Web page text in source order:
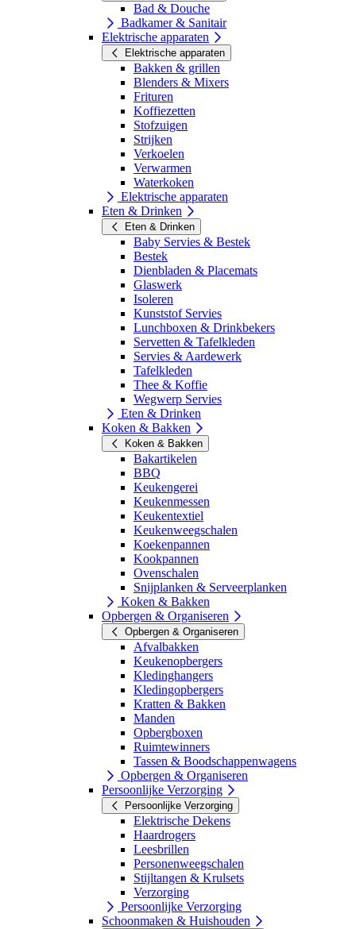
Bad & Douche
Badkamer & Sanitair
Elektrische apparaten
Elektrische apparaten
Bakken & grillen
Blenders & Mixers
Frituren
Koffiezetten
Stofzuigen
Strijken
Verkoelen
Verwarmen
Waterkoken
Elektrische apparaten
Eten & Drinken
Eten & Drinken
Baby Servies & Bestek
Bestek
Dienbladen & Placemats
Glaswerk
Isoleren
Kunststof Servies
Lunchboxen & Drinkbekers
Servetten & Tafelkleden
Servies & Aardewerk
Tafelkleden
Thee & Koffie
Wegwerp Servies
Eten & Drinken
Koken & Bakken
Koken & Bakken
Bakartikelen
BBQ
Keukengerei
Keukenmessen
Keukentextiel
Keukenweegschalen
Koekenpannen
Kookpannen
Ovenschalen
Snijplanken & Serveerplanken
Koken & Bakken
Opbergen & Organiseren
Opbergen & Organiseren
Afvalbakken
Keukenopbergers
Kledinghangers
Kledingopbergers
Kratten & Bakken
Manden
Opbergboxen
Ruimtewinners
Tassen & Boodschappenwagens
Opbergen & Organiseren
Persoonlijke Verzorging
Persoonlijke Verzorging
Elektrische Dekens
Haardrogers
Leesbrillen
Personenweegschalen
Stijltangen & Krulsets
Verzorging
Persoonlijke Verzorging
Schoonmaken & Huishouden